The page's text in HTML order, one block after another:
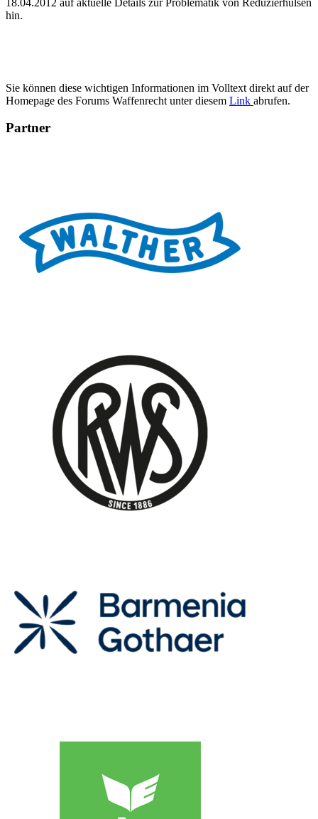
hin.
Sie können diese wichtigen Informationen im Volltext direkt auf der
Homepage des Forums Waffenrecht unter diesem Link abrufen.
Partner